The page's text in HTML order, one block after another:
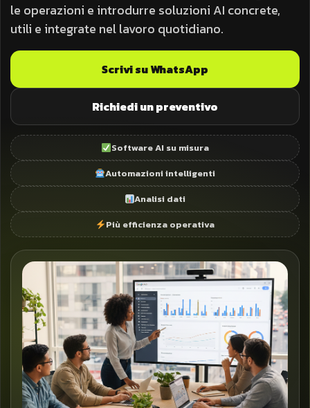
le operazioni e introdurre soluzioni AI concrete,
utili e integrate nel lavoro quotidiano.
Scrivi su WhatsApp
Richiedi un preventivo
Software AI su misura
Automazioni intelligenti
Analisi dati
Più efficienza operativa